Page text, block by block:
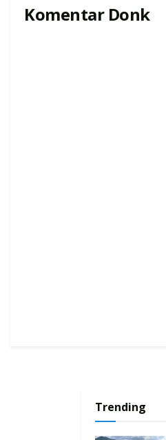
Komentar Donk
Trending